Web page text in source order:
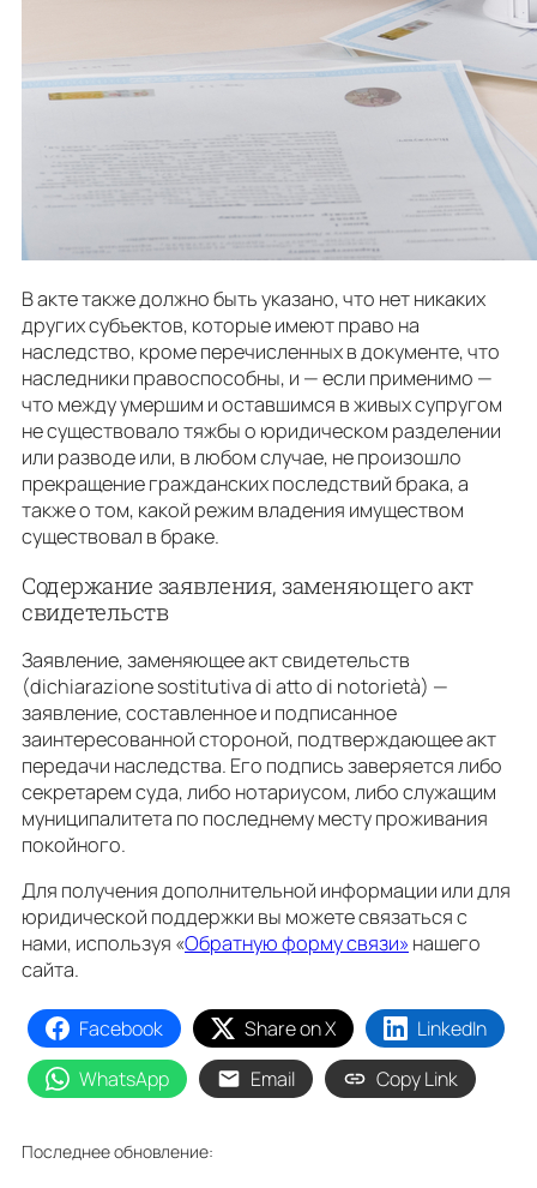
В акте также должно быть указано, что нет никаких
других субъектов, которые имеют право на
наследство, кроме перечисленных в документе, что
наследники правоспособны, и — если применимо —
что между умершим и оставшимся в живых супругом
не существовало тяжбы о юридическом разделении
или разводе или, в любом случае, не произошло
прекращение гражданских последствий брака, а
также о том, какой режим владения имуществом
существовал в браке.
Содержание заявления, заменяющего акт
свидетельств
Заявление, заменяющее акт свидетельств
(dichiarazione sostitutiva di atto di notorietà) —
заявление, составленное и подписанное
заинтересованной стороной, подтверждающее акт
передачи наследства. Его подпись заверяется либо
секретарем суда, либо нотариусом, либо служащим
муниципалитета по последнему месту проживания
покойного.
Для получения дополнительной информации или для
юридической поддержки вы можете связаться с
нами, используя «Обратную форму связи» нашего
сайта.
Facebook Share on X
LinkedIn
WhatsApp
Email Copy Link
Последнее обновление: